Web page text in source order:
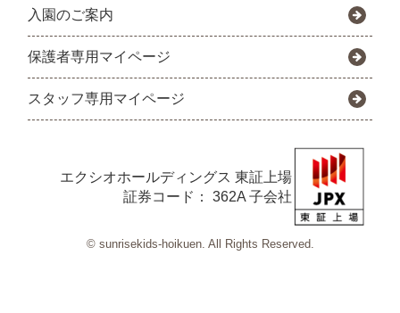
入園のご案内
保護者専用マイページ
スタッフ専用マイページ
エクシオホールディングス 東証上場
証券コード： 362A 子会社
© sunrisekids-hoikuen. All Rights Reserved.